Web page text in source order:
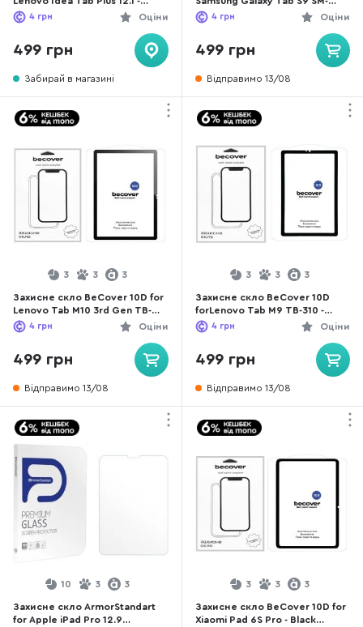
Matte Anti-Glare (714905)
Оціни
4 грн
499 грн
Забирай в магазині
X710/SM-X716 Black (710581)Оціни
4 грн
499 грн
Відправимо 13/08
3 3 3
Захисне скло BeCover 10D for
Lenovo Tab M10 3rd Gen TB-
328F - Black (710577)
Оціни
4 грн
499 грн
Відправимо 13/08
3 3 3
Захисне скло BeCover 10D
forLenovo Tab M9 TB-310 -
Black (710580)
Оціни
4 грн
499 грн
Відправимо 13/08
10 3 3
Захисне скло ArmorStandart
for Apple iPad Pro 12.9
3 3 3
Захисне скло BeCover 10D for
Xiaomi Pad 6S Pro - Black